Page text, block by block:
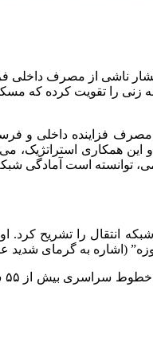
ناشی از مصرف داخلی
را تقویت کرده که
مصرف فزاینده داخلی
همکاری استراتژیک،
توانسته است آمادگی
انتقال را تشریح کرد.